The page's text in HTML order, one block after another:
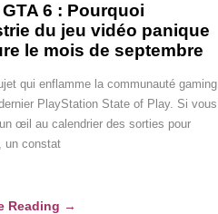
GTA 6 : Pourquoi
du jeu vidéo panique
le mois de septembre
qui enflamme la communauté gaming
PlayStation State of Play. Si vous
œil au calendrier des sorties pour
un constat
Reading →